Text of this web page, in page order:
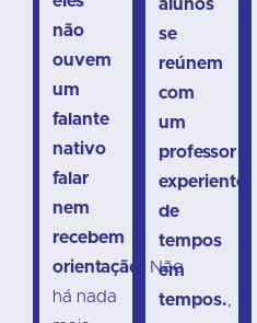
não
ouvem
um
falante
nativo
falar
nem
recebem
orientação.
Não
há nada
alunos
se
reúnem
com
um
professor
experiente
de
tempos
em
tempos.,